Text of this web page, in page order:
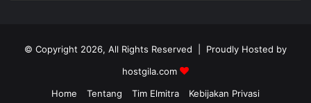
© Copyright 2026, All Rights Reserved | Proudly Hosted by
hostgila.com
Home
Tentang Tim Elmitra Kebijakan Privasi